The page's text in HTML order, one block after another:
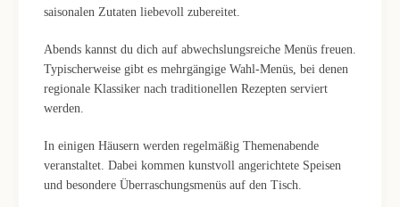
saisonalen Zutaten liebevoll zubereitet.
Abends kannst du dich auf abwechslungsreiche Menüs freuen.
Typischerweise gibt es mehrgängige Wahl-Menüs, bei denen
regionale Klassiker nach traditionellen Rezepten serviert
werden.
In einigen Häusern werden regelmäßig Themenabende
veranstaltet. Dabei kommen kunstvoll angerichtete Speisen
und besondere Überraschungsmenüs auf den Tisch.